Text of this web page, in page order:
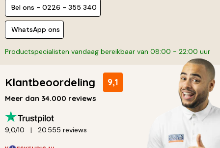
Bel ons - 0226 - 355 340
WhatsApp ons
Productspecialisten vandaag bereikbaar van 08:00 - 22:00 uur
Klantbeoordeling 9,1
Meer dan 34.000 reviews
9,0/10 20.555 reviews